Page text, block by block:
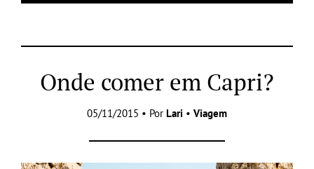
Onde comer em Capri?
05/11/2015 • Por Lari • Viagem